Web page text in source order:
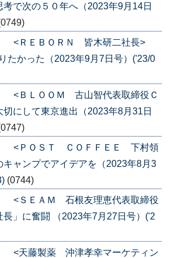
で次の５０年へ（2023年9月14日
】 <ＲＥＢＯＲＮ 皆木研二社長>
たかった（2023年9月7日号）('23/0
】 <ＢＬＯＯＭ 古山智代表取締役Ｃ
にして東京進出（2023年8月31日
】 <ＰＯＳＴ ＣＯＦＦＥＥ 下村領
ャンプでアイデアを（2023年8月3
(0744)
】 <ＳＥＡＭ 石根友理恵代表取締役
長」に奮闘 （2023年7月27日号）('2
】 <天藤製薬 沖津孝幸マーケティン